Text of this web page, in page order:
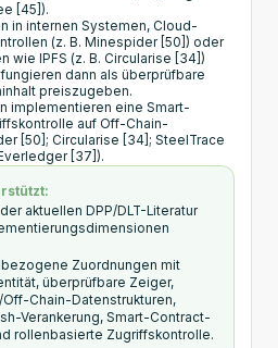
[45]).
in internen Systemen, Cloud-
(z. B. Minespider [50]) oder
wie IPFS (z. B. Circularise [34])
dann als überprüfbare
preiszugeben.
implementieren eine Smart-
auf Off-Chain-
[50]; Circularise [34]; SteelTrace
[37]).
aktuellen DPP/DLT-Literatur
Zuordnungen mit
überprüfbare Zeiger,
Chain-Datenstrukturen,
Verankerung, Smart-Contract-
rollenbasierte Zugriffskontrolle.